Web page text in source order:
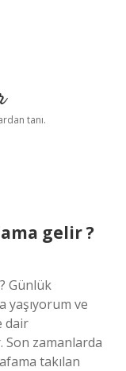
tanı.
gelir ?
Günlük
yaşıyorum ve
dair
Son zamanlarda
takılan